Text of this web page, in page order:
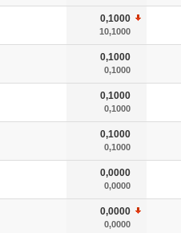
0,1000
10,1000
0,1000
0,1000
0,1000
0,1000
0,1000
0,1000
0,0000
0,0000
0,0000
0,0000